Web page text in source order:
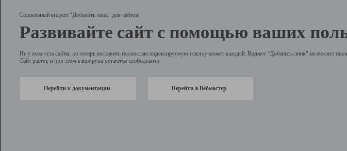
Социальный виджет "Добавить линк" для сайтов
Развивайте сайт с помощью ваших
Не у всех есть сайты, но теперь поставить полностью индексируемую ссылку может каждый. Виджет “Добавить линк” позволяет
Сайт растет, и при этом ваши руки остаются свободными.
Перейти к документации Перейти в Вебмастер